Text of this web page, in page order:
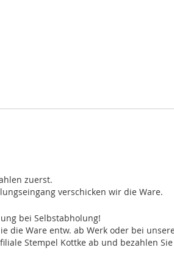
zuerst.
verschicken wir die Ware.
bei Selbstabholung!
die Ware entw. ab Werk oder bei
Stempel Kottke ab und bezahlen